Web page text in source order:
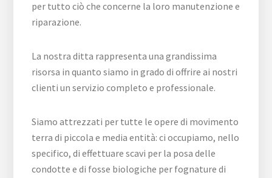
per tutto ciò che concerne la loro manutenzione e
riparazione.
La nostra ditta rappresenta una grandissima
risorsa in quanto siamo in grado di offrire ai nostri
clienti un servizio completo e professionale.
Siamo attrezzati per tutte le opere di movimento
terra di piccola e media entità: ci occupiamo, nello
specifico, di effettuare scavi per la posa delle
condotte e di fosse biologiche per fognature di